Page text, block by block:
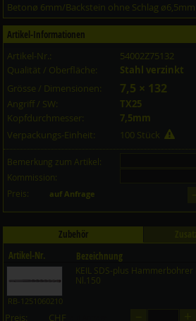
Betonø 6mm/Backstein ohne Schlag
Artikel-Informationen
Artikel-Nr.:
54002Z75132
Qualität / Oberfläche:
Stahl verzinkt
Grösse / Dimensionen:
7,5 × 132
Angriff / SW:
TX25
Kopfdurchmesser:
7,5mm
Verpackungs-Einheit:
100 Stück
Bemerkung zum Artikel:
Kommission:
Preis:
auf Anfrage
Zubehör
Artikel-Nr.
Bezeichnung
Menge
RB-1251060210
KEIL SDS-plus
Nl.150
Preis: CHF